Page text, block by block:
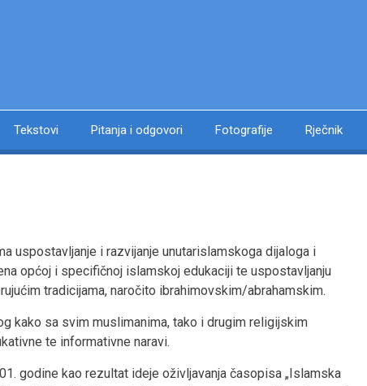
Tekstovi Pitanja i odgovori Fotografije Rječnik
uspostavljanje i razvijanje unutarislamskoga dijaloga i
općoj i specifičnoj islamskoj edukaciji te uspostavljanju
tradicijama, naročito ibrahimovskim/abrahamskim.
kako sa svim muslimanima, tako i drugim religijskim
te informativne naravi.
godine kao rezultat ideje oživljavanja časopisa „Islamska